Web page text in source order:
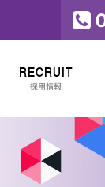
RECRUIT
採用情報